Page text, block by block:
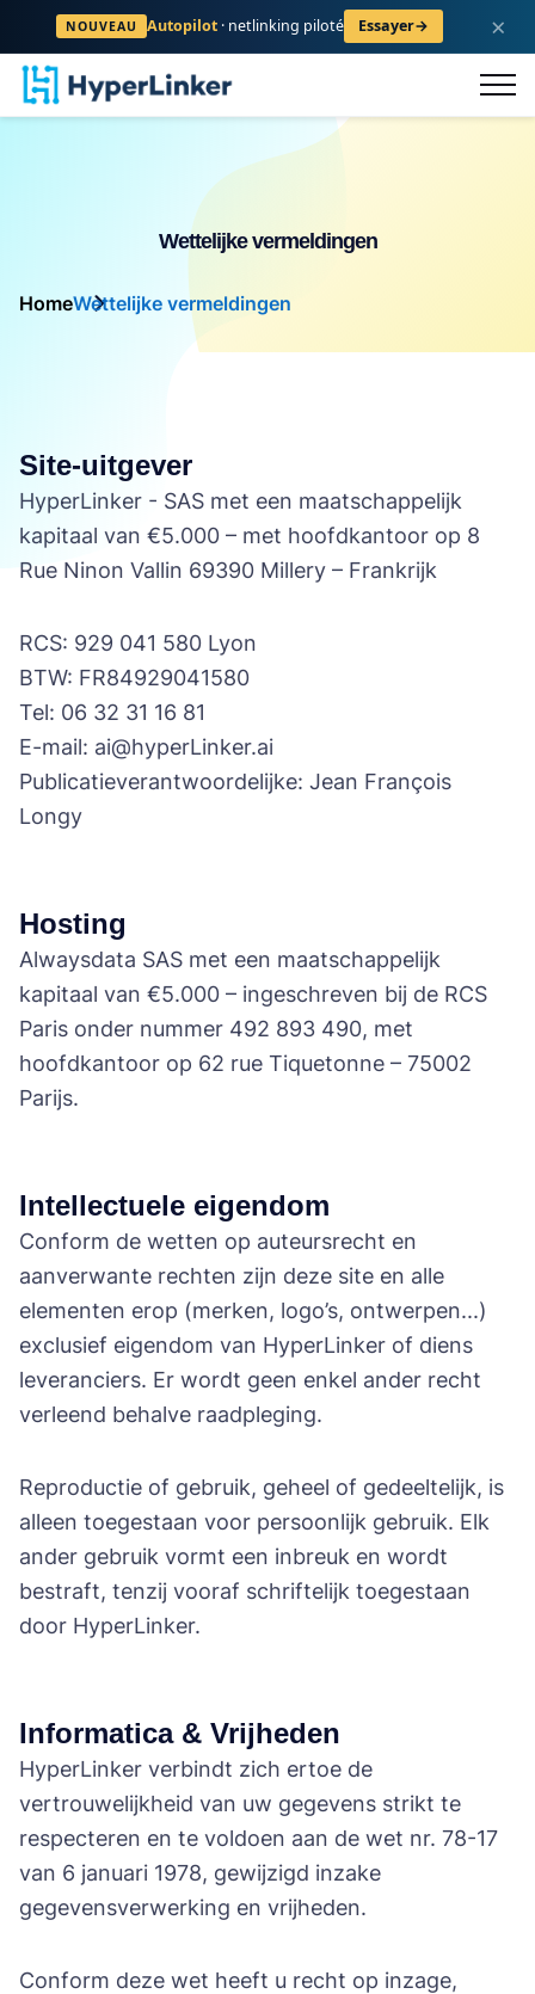
NOUVEAU Autopilot · netlinking piloté Essayer→ ×
Contact
Wettelijke vermeldingen
HomeWettelijke vermeldingen
Site-uitgever
HyperLinker - SAS met een maatschappelijk
kapitaal van €5.000 – met hoofdkantoor op 8
Rue Ninon Vallin 69390 Millery – Frankrijk
RCS: 929 041 580 Lyon
BTW: FR84929041580
Tel: 06 32 31 16 81
E-mail: ai@hyperLinker.ai
Publicatieverantwoordelijke: Jean François
Longy
Hosting
Alwaysdata SAS met een maatschappelijk
kapitaal van €5.000 – ingeschreven bij de RCS
Paris onder nummer 492 893 490, met
hoofdkantoor op 62 rue Tiquetonne – 75002
Parijs.
Intellectuele eigendom
Conform de wetten op auteursrecht en
aanverwante rechten zijn deze site en alle
elementen erop (merken, logo’s, ontwerpen...)
exclusief eigendom van HyperLinker of diens
leveranciers. Er wordt geen enkel ander recht
verleend behalve raadpleging.
Reproductie of gebruik, geheel of gedeeltelijk, is
alleen toegestaan voor persoonlijk gebruik. Elk
ander gebruik vormt een inbreuk en wordt
bestraft, tenzij vooraf schriftelijk toegestaan
door HyperLinker.
Informatica & Vrijheden
HyperLinker verbindt zich ertoe de
vertrouwelijkheid van uw gegevens strikt te
respecteren en te voldoen aan de wet nr. 78-17
van 6 januari 1978, gewijzigd inzake
gegevensverwerking en vrijheden.
Conform deze wet heeft u recht op inzage,